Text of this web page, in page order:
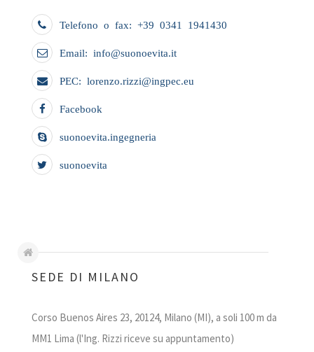
Telefono o fax: +39 0341 1941430
Email: info@suonoevita.it
PEC: lorenzo.rizzi@ingpec.eu
Facebook
suonoevita.ingegneria
suonoevita
SEDE DI MILANO
Corso Buenos Aires 23, 20124, Milano (MI), a soli 100 m da
MM1 Lima (l'Ing. Rizzi riceve su appuntamento)